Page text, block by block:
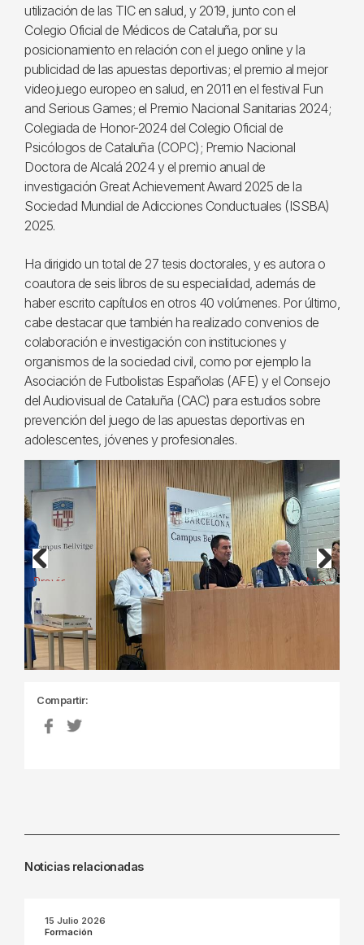
utilización de las TIC en salud, y 2019, junto con el
Colegio Oficial de Médicos de Cataluña, por su
posicionamiento en relación con el juego online y la
publicidad de las apuestas deportivas; el premio al mejor
videojuego europeo en salud, en 2011 en el festival Fun
and Serious Games; el Premio Nacional Sanitarias 2024;
Colegiada de Honor-2024 del Colegio Oficial de
Psicólogos de Cataluña (COPC); Premio Nacional
Doctora de Alcalá 2024 y el premio anual de
investigación Great Achievement Award 2025 de la
Sociedad Mundial de Adicciones Conductuales (ISSBA)
2025.
Ha dirigido un total de 27 tesis doctorales, y es autora o
coautora de seis libros de su especialidad, además de
haber escrito capítulos en otros 40 volúmenes. Por último,
cabe destacar que también ha realizado convenios de
colaboración e investigación con instituciones y
organismos de la sociedad civil, como por ejemplo la
Asociación de Futbolistas Españolas (AFE) y el Consejo
del Audiovisual de Cataluña (CAC) para estudios sobre
prevención del juego de las apuestas deportivas en
adolescentes, jóvenes y profesionales.
Previous Next
Compartir:
Noticias relacionadas
15 Julio 2026
Formación